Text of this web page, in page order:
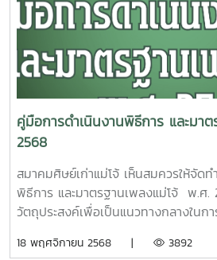
คู่มือการดำเนินงานพิธีการ และมา
2568
สมาคมศิษย์เก่าแม่โจ้ เห็นสมควรให้จัด
พิธีการ และมาตรฐานเพลงแม่โจ้ พ.ศ.
วัตถุประสงค์เพื่อเป็นแนวทางกลางในก
งาม เรียบร้อย และเป็นการส่งต่อมรดก
18 พฤศจิกายน 2568 | 3892